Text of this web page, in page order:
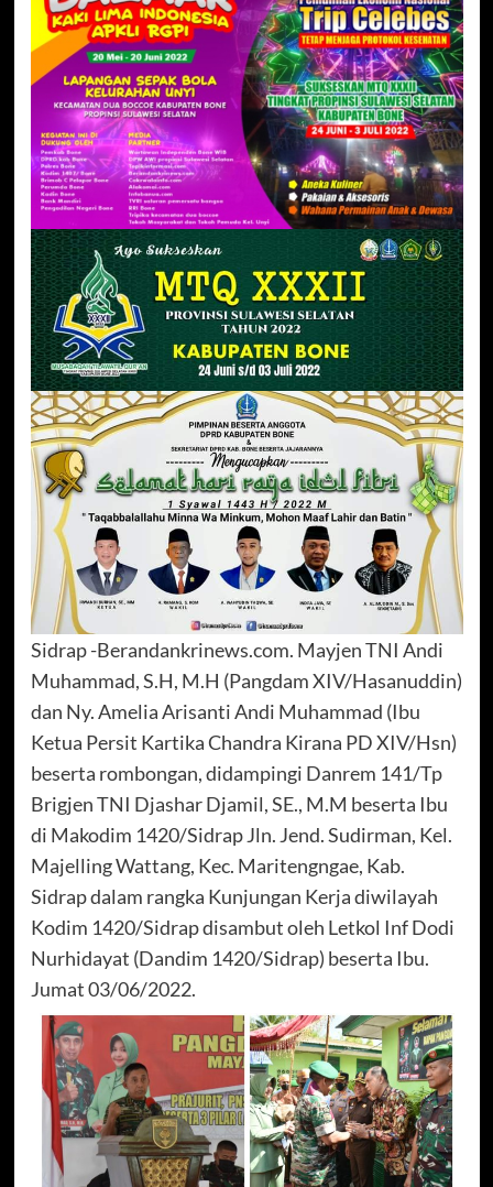
Sidrap -Berandankrinews.com. Mayjen TNI Andi
Muhammad, S.H, M.H (Pangdam XIV/Hasanuddin)
dan Ny. Amelia Arisanti Andi Muhammad (Ibu
Ketua Persit Kartika Chandra Kirana PD XIV/Hsn)
beserta rombongan, didampingi Danrem 141/Tp
Brigjen TNI Djashar Djamil, SE., M.M beserta Ibu
di Makodim 1420/Sidrap Jln. Jend. Sudirman, Kel.
Majelling Wattang, Kec. Maritengngae, Kab.
Sidrap dalam rangka Kunjungan Kerja diwilayah
Kodim 1420/Sidrap disambut oleh Letkol Inf Dodi
Nurhidayat (Dandim 1420/Sidrap) beserta Ibu.
Jumat 03/06/2022.